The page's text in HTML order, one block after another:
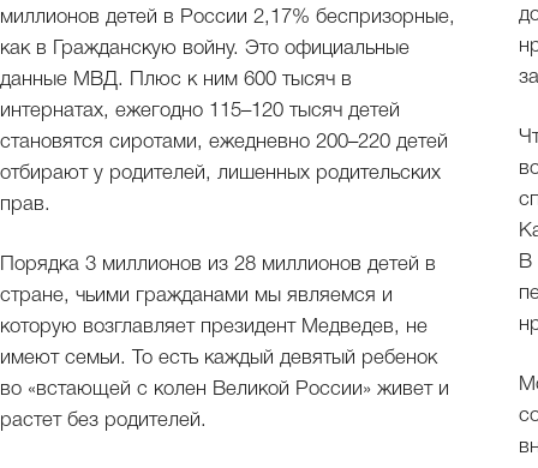
миллионов детей в России 2,17% беспризорные,
как в Гражданскую войну. Это официальные
данные МВД. Плюс к ним 600 тысяч в
интернатах, ежегодно 115–120 тысяч детей
становятся сиротами, ежедневно 200–220 детей
отбирают у родителей, лишенных родительских
прав.
Порядка 3 миллионов из 28 миллионов детей в
стране, чьими гражданами мы являемся и
которую возглавляет президент Медведев, не
имеют семьи. То есть каждый девятый ребенок
во «встающей с колен Великой России» живет и
растет без родителей.
В